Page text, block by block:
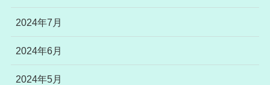
2024年7月
2024年6月
2024年5月